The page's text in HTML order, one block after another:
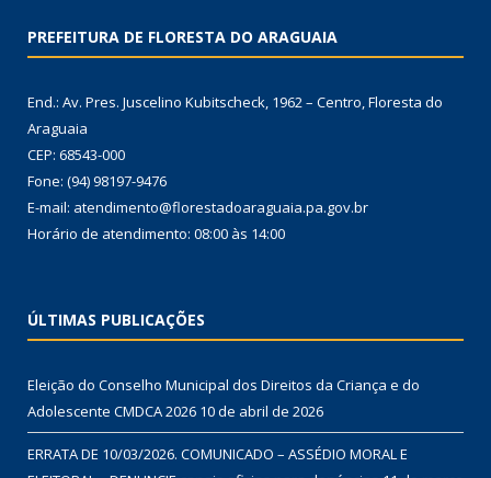
PREFEITURA DE FLORESTA DO ARAGUAIA
End.: Av. Pres. Juscelino Kubitscheck, 1962 – Centro, Floresta do
Araguaia
CEP: 68543-000
Fone: (94) 98197-9476
E-mail: atendimento@florestadoaraguaia.pa.gov.br
Horário de atendimento: 08:00 às 14:00
ÚLTIMAS PUBLICAÇÕES
Eleição do Conselho Municipal dos Direitos da Criança e do
Adolescente CMDCA 2026 10 de abril de 2026
ERRATA DE 10/03/2026. COMUNICADO – ASSÉDIO MORAL E